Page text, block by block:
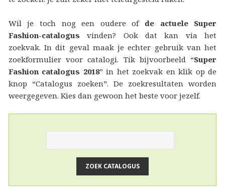
Wil je toch nog een oudere of de actuele Super
Fashion-catalogus vinden? Ook dat kan via het
zoekvak. In dit geval maak je echter gebruik van het
zoekformulier voor catalogi. Tik bijvoorbeeld “Super
Fashion catalogus 2018” in het zoekvak en klik op de
knop “Catalogus zoeken”. De zoekresultaten worden
weergegeven. Kies dan gewoon het beste voor jezelf.